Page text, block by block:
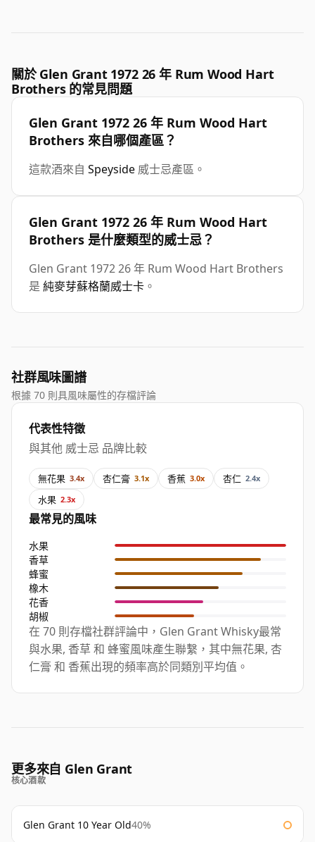
關於 Glen Grant 1972 26 年 Rum Wood Hart
Brothers 的常見問題
Glen Grant 1972 26 年 Rum Wood Hart
Brothers 來自哪個產區？
這款酒來自 Speyside 威士忌產區。
Glen Grant 1972 26 年 Rum Wood Hart
Brothers 是什麼類型的威士忌？
Glen Grant 1972 26 年 Rum Wood Hart Brothers
是 純麥芽蘇格蘭威士卡 。
社群風味圖譜
根據 70 則具風味屬性的存檔評論
代表性特徵
與其他 威士忌 品牌比較
無花果 3.4x 杏仁膏 3.1x 香蕉 3.0x 杏仁 2.4x
水果 2.3x
最常見的風味
水果
香草
蜂蜜
橡木
花香
胡椒
在 70 則存檔社群評論中，Glen Grant Whisky最常
與水果, 香草 和 蜂蜜風味產生聯繫，其中無花果, 杏
仁膏 和 香蕉出現的頻率高於同類別平均值。
更多來自 Glen Grant
核心酒款
Glen Grant 10 Year Old40%